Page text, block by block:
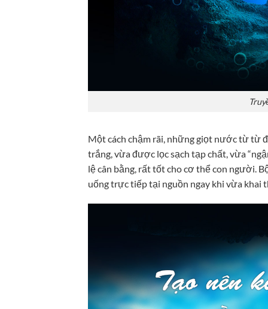
Một cách chậm rãi, những giọt nước từ từ
trắng, vừa được lọc sạch tạp chất, vừa
lệ cân bằng, rất tốt cho cơ thể con người.
uống trực tiếp tại nguồn ngay khi vừa khai